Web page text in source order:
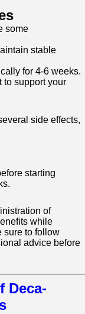
some
stable
for 4-6 weeks.
to support your
side effects,
starting
of
while
sure to follow
advice before
Deca-